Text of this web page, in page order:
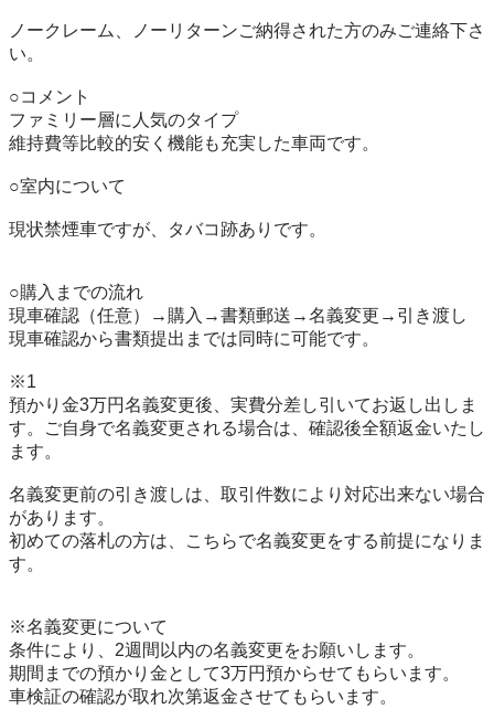
ノークレーム、ノーリターンご納得された方のみご連絡下さ
い。
○コメント
ファミリー層に人気のタイプ
維持費等比較的安く機能も充実した車両です。
○室内について
現状禁煙車ですが、タバコ跡ありです。
○購入までの流れ
現車確認（任意）→購入→書類郵送→名義変更→引き渡し
現車確認から書類提出までは同時に可能です。
※1
預かり金3万円名義変更後、実費分差し引いてお返し出しま
す。ご自身で名義変更される場合は、確認後全額返金いたし
ます。
名義変更前の引き渡しは、取引件数により対応出来ない場合
があります。
初めての落札の方は、こちらで名義変更をする前提になりま
す。
※名義変更について
条件により、2週間以内の名義変更をお願いします。
期間までの預かり金として3万円預からせてもらいます。
車検証の確認が取れ次第返金させてもらいます。